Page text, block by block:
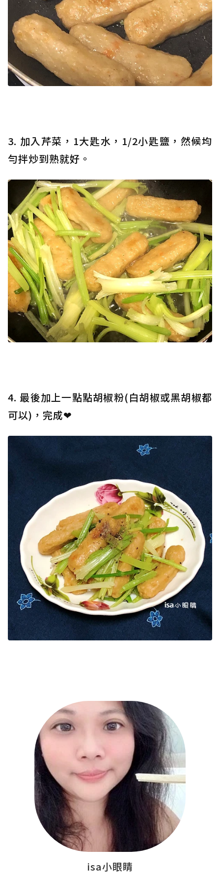
3. 加入芹菜，1大匙水，1/2小匙鹽，然候均
勻拌炒到熟就好。
4. 最後加上一點點胡椒粉(白胡椒或黑胡椒都
可以)，完成❤
isa小眼睛